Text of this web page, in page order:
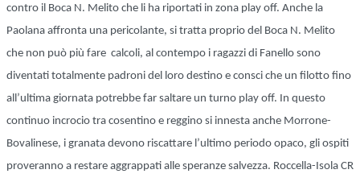
contro il Boca N. Melito che li ha riportati in zona play off. Anche la
Paolana affronta una pericolante, si tratta proprio del Boca N. Melito
che non può più fare calcoli, al contempo i ragazzi di Fanello sono
diventati totalmente padroni del loro destino e consci che un filotto fino
all’ultima giornata potrebbe far saltare un turno play off. In questo
continuo incrocio tra cosentino e reggino si innesta anche Morrone-
Bovalinese, i granata devono riscattare l’ultimo periodo opaco, gli ospiti
proveranno a restare aggrappati alle speranze salvezza. Roccella-Isola CR